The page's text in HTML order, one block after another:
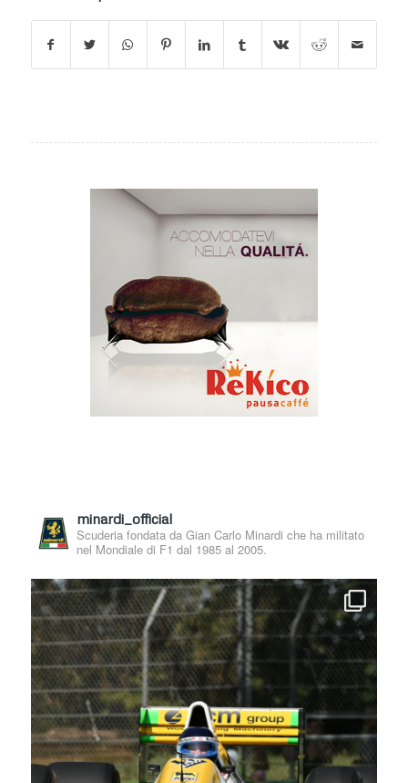
minardi_official
Scuderia fondata da Gian Carlo Minardi che ha militato
nel Mondiale di F1 dal 1985 al 2005.